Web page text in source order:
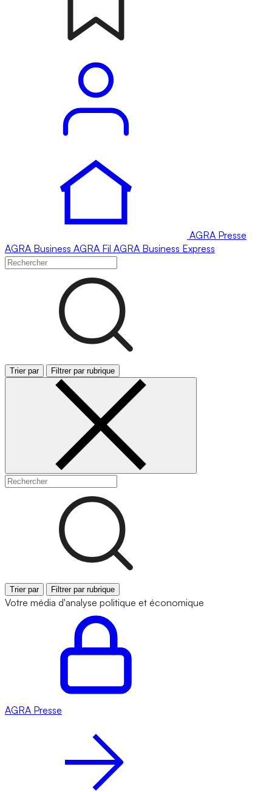
AGRA Presse
AGRA Business AGRA Fil AGRA Business Express
Trier par Filtrer par rubrique
Trier par Filtrer par rubrique
Votre média d'analyse politique et économique
AGRA Presse